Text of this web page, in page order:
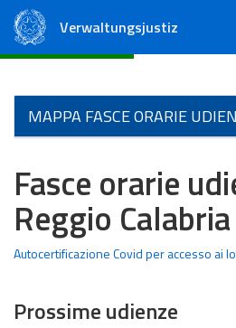
Verwaltungsjustiz
MAPPA FASCE ORARIE
Fasce orarie
Reggio Calabria
Autocertificazione Covid per accesso ai
Prossime udienze